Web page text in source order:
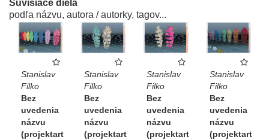
Súvisiace diela
podľa názvu, autora / autorky, tagov...
Stanislav
Filko
Bez
uvedenia
názvu
(projektart
Stanislav
Filko
Bez
uvedenia
názvu
(projektart
Stanislav
Filko
Bez
uvedenia
názvu
(projektart
Stanislav
Filko
Bez
uvedenia
názvu
(projektart